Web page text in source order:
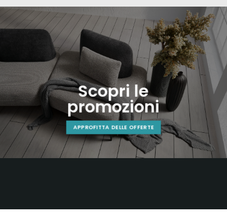
Scopri le
promozioni
APPROFITTA DELLE OFFERTE